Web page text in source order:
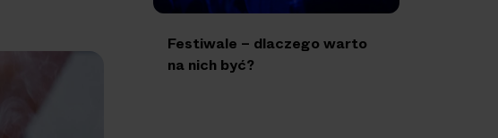
Festiwale – dlaczego warto
na nich być?